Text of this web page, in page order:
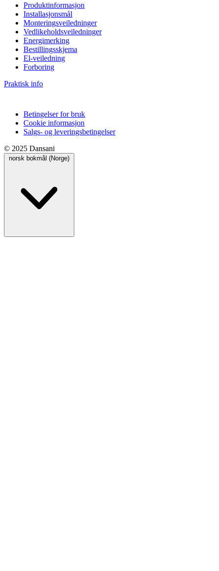
Produktinformasjon
Installasjonsmål
Monteringsveiledninger
Vedlikeholdsveiledninger
Energimerking
Bestillingsskjema
El-veiledning
Forboring
Praktisk info
Betingelser for bruk
Cookie informasjon
Salgs- og leveringsbetingelser
© 2025 Dansani
norsk bokmål (Norge)